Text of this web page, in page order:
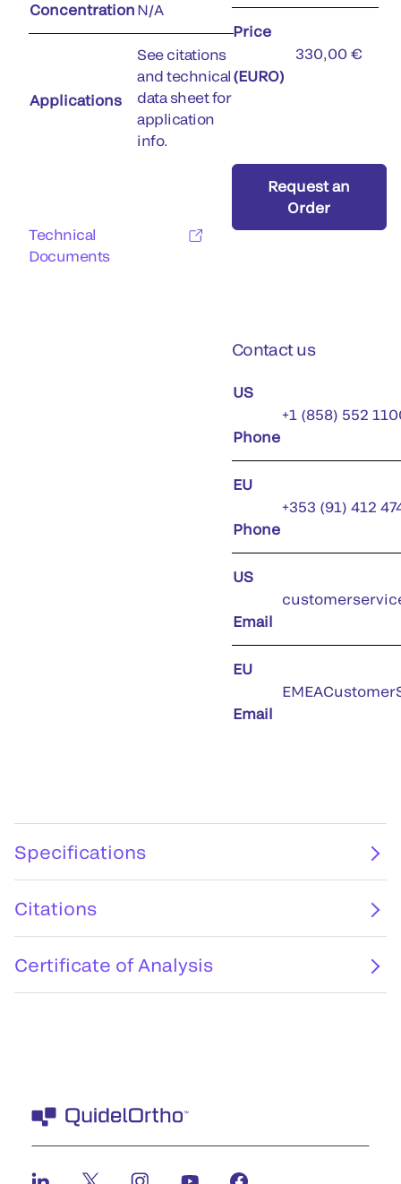
Concentration N/A
Applications
See citations
and technical
data sheet for
application
info.
Technical
Documents
Price
(EURO)
330,00 €
Request an
Order
Contact us
US
Phone
+1 (858) 552
EU
Phone
+353 (91) 412
US
Email
EU
Email
Specifications
Citations
Certificate of Analysis